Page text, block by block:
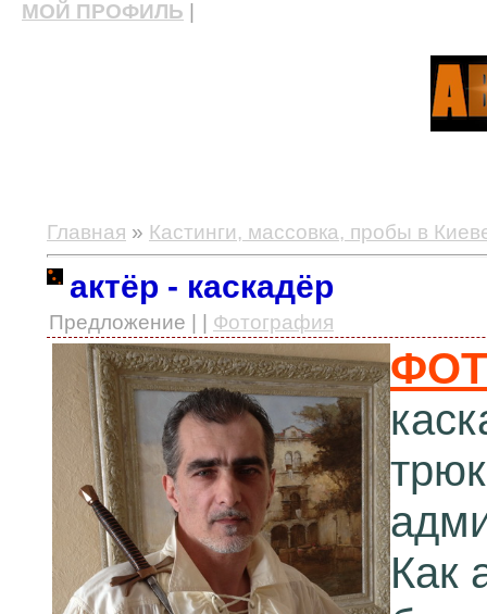
МОЙ ПРОФИЛЬ
Главная » Кастинги, массовка, пробы в
актёр - каскадёр
Предложение | | Фотография
Как